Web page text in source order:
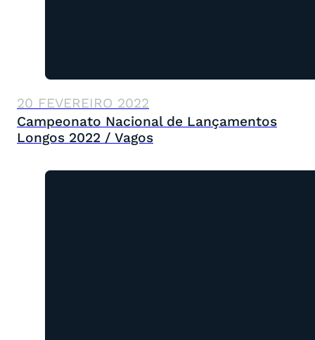
20 FEVEREIRO 2022
Campeonato Nacional de Lançamentos
Longos 2022 / Vagos